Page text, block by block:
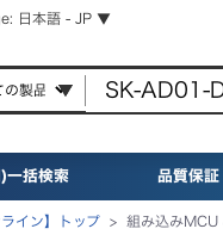
日本語 - JP ▼
一括検索 品質保証
イン】トップ > 組み込み